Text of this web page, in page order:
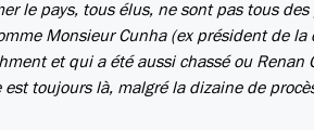
le pays, tous élus, ne sont pas tous des
Monsieur Cunha (ex président de la
et qui a été aussi chassé ou Renan
toujours là, malgré la dizaine de